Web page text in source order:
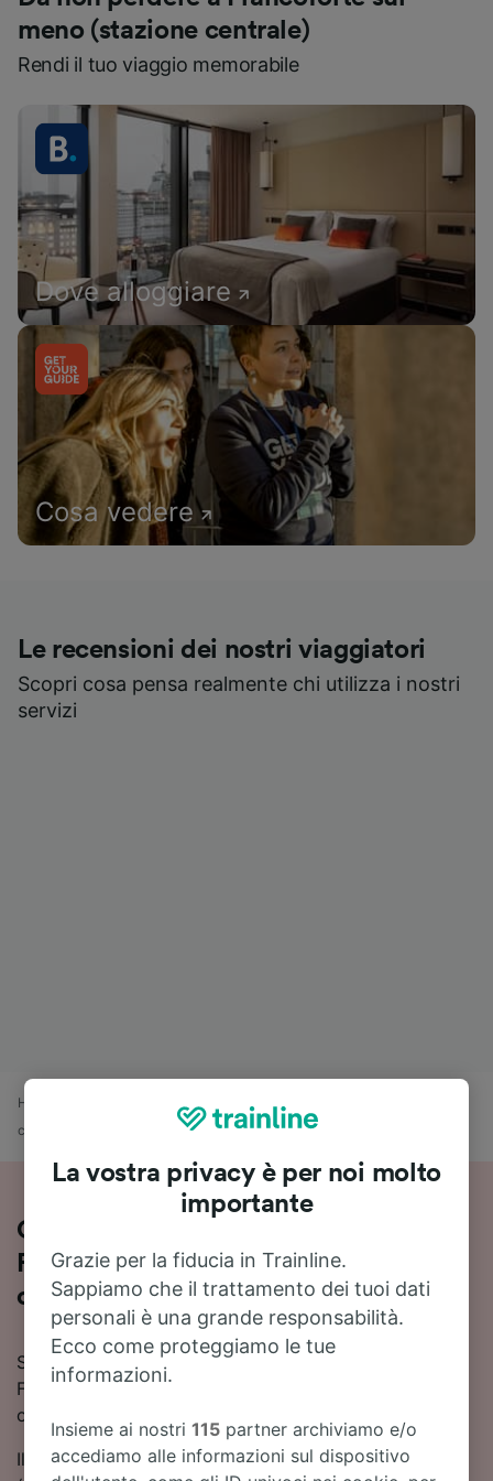
meno (stazione centrale)
Rendi il tuo viaggio memorabile
Dove alloggiare
Cosa vedere
Le recensioni dei nostri viaggiatori
Scopri cosa pensa realmente chi utilizza i nostri
servizi
Home
Trier Hbf a Francoforte sul meno (stazione
centrale)
Orari e prezzi dei treni da Trier Hbf a
Francoforte sul meno (stazione
centrale)
Stai cercando informazioni sui treni da Trier Hbf a
Francoforte sul meno (stazione centrale)? Qui trovi
orari, prezzi e tutto quello che ti serve per prenotare.
Il viaggio in treno da Trier Hbf a Francoforte sul meno
La vostra privacy è per noi molto
importante
Grazie per la fiducia in Trainline.
Sappiamo che il trattamento dei tuoi dati
personali è una grande responsabilità.
Ecco come proteggiamo le tue
informazioni.
Insieme ai nostri115 partner archiviamo e/o
accediamo alle informazioni sul dispositivo